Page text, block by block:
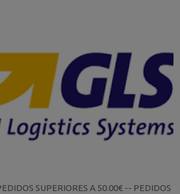
SUPERIORES A 50.00€ -- PEDIDOS